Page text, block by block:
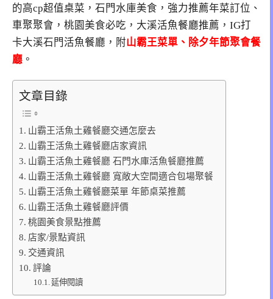
的高cp超值桌菜，石門水庫美食，強力推薦年菜訂位、
車聚聚會，桃園美食必吃，大溪活魚餐廳推薦，IG打
卡大溪石門活魚餐廳，附山霸王菜單、除夕年節聚會餐
廳 。
文章目錄
山霸王活魚土雞餐廳交通怎麼去
山霸王活魚土雞餐廳店家資訊
山霸王活魚土雞餐廳 石門水庫活魚餐廳推薦
山霸王活魚土雞餐廳 寬敞大空間適合包場聚餐
山霸王活魚土雞餐廳菜單 年節桌菜推薦
山霸王活魚土雞餐廳評價
桃園美食景點推薦
店家/景點資訊
交通資訊
評論
延伸閱讀